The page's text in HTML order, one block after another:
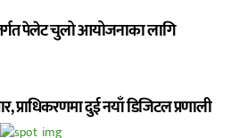
पेलेट चुलो आयोजनाका लागि
प्राधिकरणमा दुई नयाँ डिजिटल प्रणाली